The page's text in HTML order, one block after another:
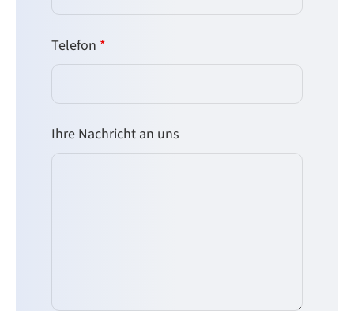
Telefon *
Ihre Nachricht an uns